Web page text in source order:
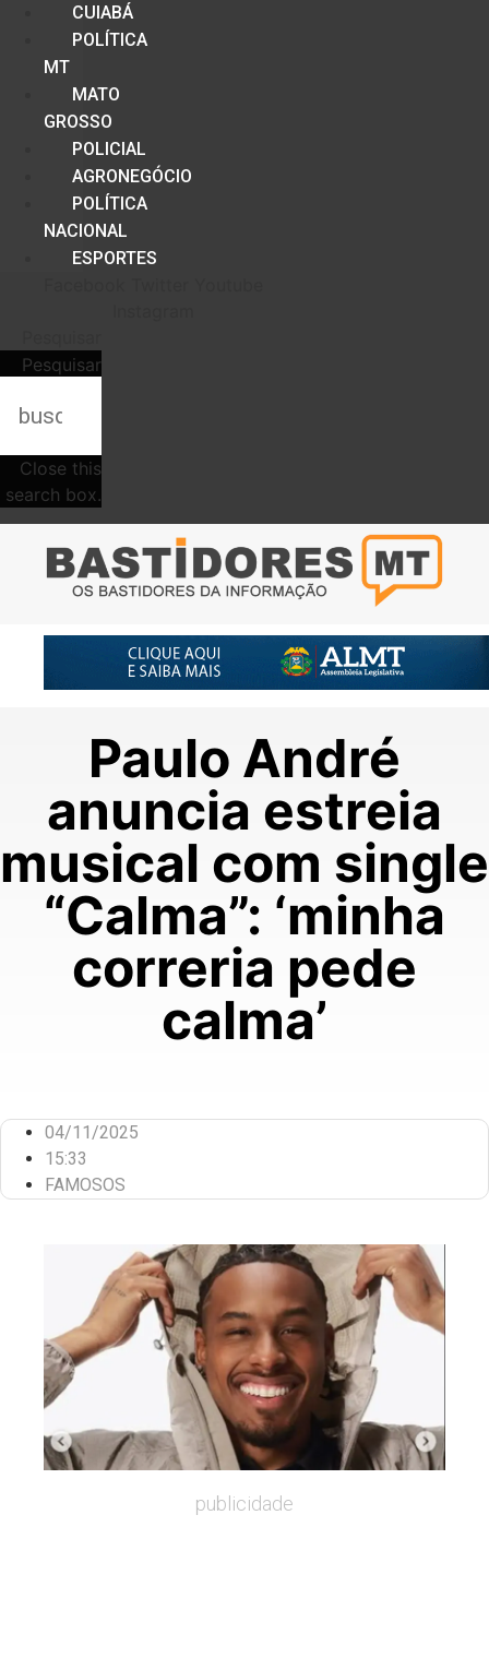
CUIABÁ
POLÍTICA
MT
MATO
GROSSO
POLICIAL
AGRONEGÓCIO
POLÍTICA
NACIONAL
ESPORTES
Pesquisar
Close this
search box.
Paulo André
anuncia estreia
musical com single
“Calma”: ‘minha
correria pede
calma’
04/11/2025
15:33
FAMOSOS
publicidade